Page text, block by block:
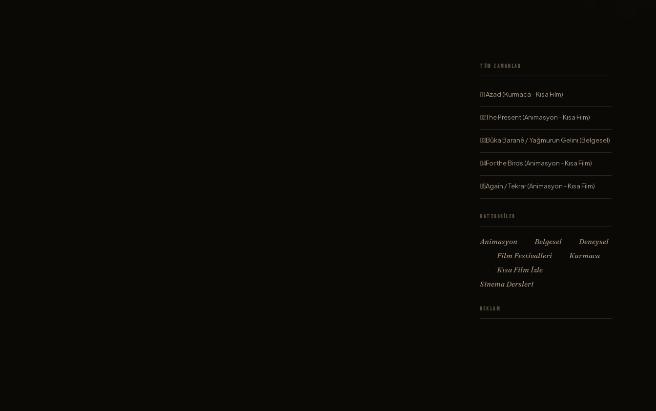
Tüm Zamanlar
Azad (Kurmaca - Kısa Film)
The Present (Animasyon - Kısa Film)
Bûka Baranê / Yağmurun Gelini (Belgesel)
For the Birds (Animasyon - Kısa Film)
Again / Tekrar (Animasyon - Kısa Film)
Kategoriler
Animasyon · Belgesel · Deneysel
· Film Festivalleri · Kurmaca
· Kısa Film İzle ·
Sinema Dersleri ·
Reklam